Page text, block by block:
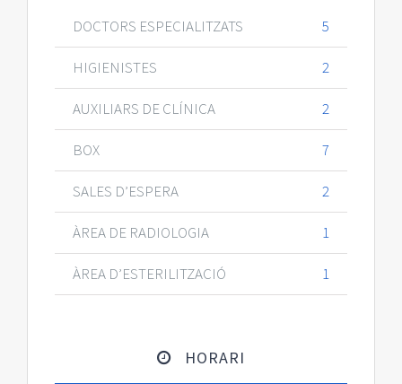
DOCTORS ESPECIALITZATS 5
HIGIENISTES 2
AUXILIARS DE CLÍNICA 2
BOX 7
SALES D’ESPERA 2
ÀREA DE RADIOLOGIA 1
ÀREA D’ESTERILITZACIÓ 1
HORARI